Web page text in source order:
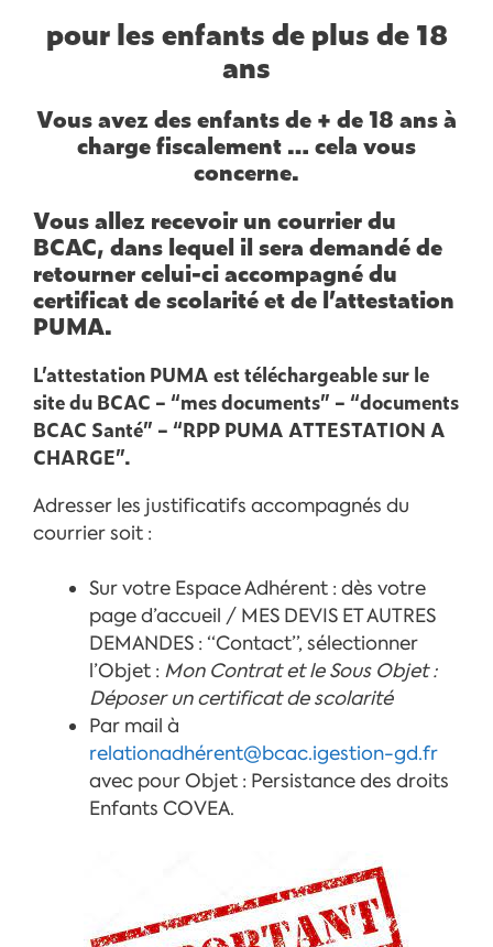
pour les enfants de plus de 18
ans
Vous avez des enfants de + de 18 ans à
charge fiscalement … cela vous
concerne.
Vous allez recevoir un courrier du
BCAC, dans lequel il sera demandé de
retourner celui-ci accompagné du
certificat de scolarité et de l’attestation
PUMA.
L’attestation PUMA est téléchargeable sur le
site du BCAC – “mes documents” – “documents
BCAC Santé” – “RPP PUMA ATTESTATION A
CHARGE”.
Adresser les justificatifs accompagnés du
courrier soit :
Sur votre Espace Adhérent : dès votre
page d’accueil / MES DEVIS ET AUTRES
DEMANDES : “Contact”, sélectionner
l’Objet : Mon Contrat et le Sous Objet :
Déposer un certificat de scolarité
Par mail à
relationadhérent@bcac.igestion-gd.fr
avec pour Objet : Persistance des droits
Enfants COVEA.